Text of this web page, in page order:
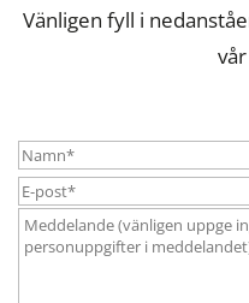
Vänligen fyll i